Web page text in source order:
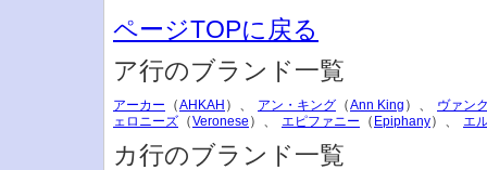
ページTOPに戻る
ア行のブランド一覧
アーカー （AHKAH ）、 アン・キング （Ann King ）、
ヴァン
ェロニーズ （Veronese ）、 エピファニー （ Epiphany）、 エ
カ行のブランド一覧